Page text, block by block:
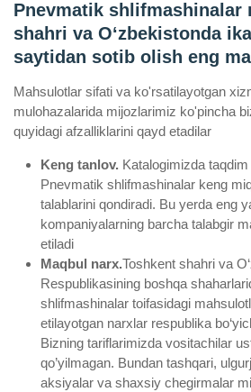
Pnevmatik shlifmashinalar
shahri va Oʻzbekistonda
saytidan sotib olish eng
Mahsulotlar sifati va ko'rsatilayotgan
mulohazalarida mijozlarimiz ko'pincha
quyidagi afzalliklarini qayd etadilar
Keng tanlov. Katalogimizda
Pnevmatik shlifmashinalar keng
talablarini qondiradi. Bu yerda eng
kompaniyalarning barcha talabgir
etiladi
Maqbul narx.Toshkent shahri va
Respublikasining boshqa
shlifmashinalar toifasidagi
etilayotgan narxlar respublika
Bizning tariflarimizda vositachilar
qo’yilmagan. Bundan tashqari,
aksiyalar va shaxsiy chegirmalar